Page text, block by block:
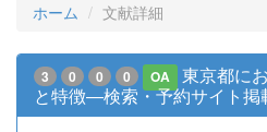
ホーム 文献詳細
3 0 0 0 OA
東京都に
と特徴―検索・予約サイト